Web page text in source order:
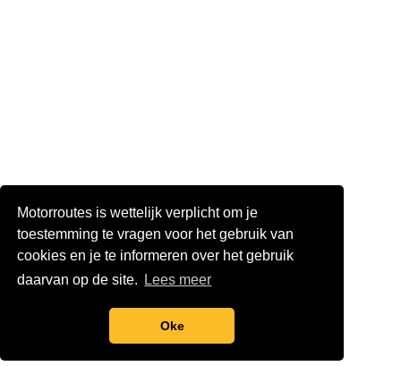
Motorroutes is wettelijk verplicht om je
toestemming te vragen voor het gebruik van
cookies en je te informeren over het gebruik
daarvan op de site.
Lees meer
Oke